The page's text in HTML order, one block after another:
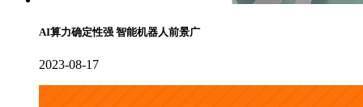
AI算力确定性强 智能机器人前景广
2023-08-17